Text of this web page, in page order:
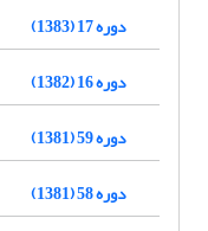
دوره 17 (1383)
دوره 16 (1382)
دوره 59 (1381)
دوره 58 (1381)